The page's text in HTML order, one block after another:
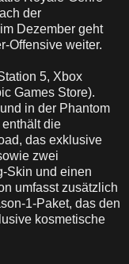
der
Dezember geht
Offensive weiter.
5, Xbox
Games Store).
in der Phantom
die
das exklusive
zwei
Skin und einen
umfasst zusätzlich
1-Paket, das den
kosmetische